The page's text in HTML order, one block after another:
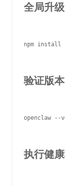
全局升级
npm install -
验证版本
openclaw --
执行健